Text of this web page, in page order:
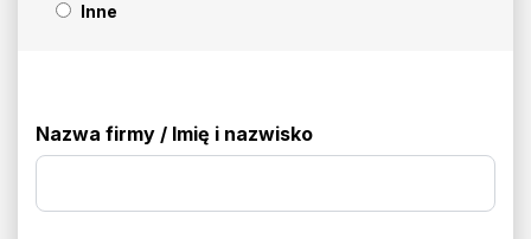
Inne
Nazwa firmy / Imię i nazwisko